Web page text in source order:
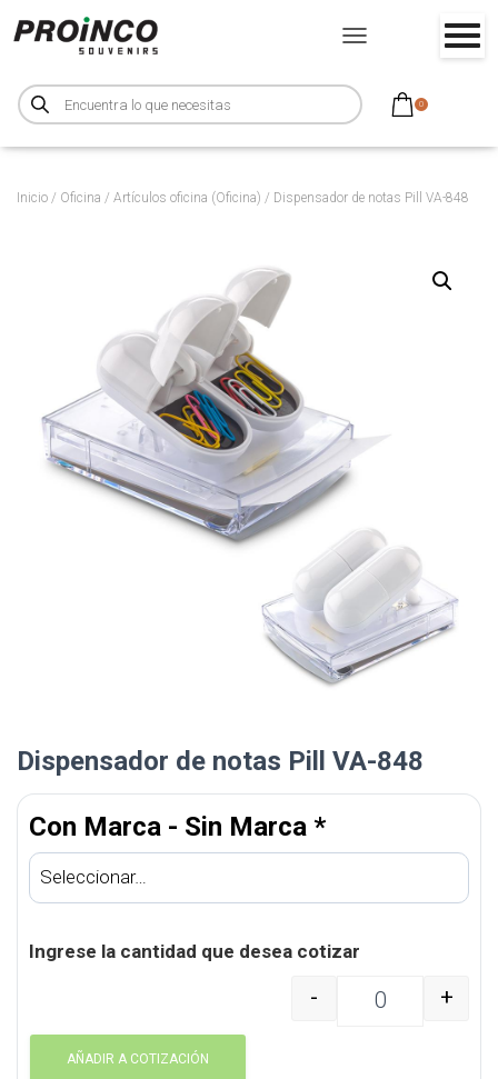
B
ú
s
u
d
0
CAMBIAR MODO DE
Inicio / Oficina / Artículos oficina (Oficina) / Dispensador de notas Pill VA-848
Dispensador de notas Pill VA-848
Con Marca - Sin Marca *
Ingrese la cantidad que desea cotizar
Dispensador de notas
- +
AÑADIR A COTIZACIÓN